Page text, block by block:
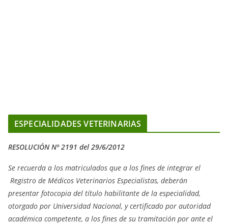
ESPECIALIDADES VETERINARIAS
RESOLUCIÓN Nº 2191 del 29/6/2012
Se recuerda a los matriculados que a los fines de integrar el
Registro de Médicos Veterinarios Especialistas, deberán
presentar fotocopia del título habilitante de la especialidad,
otorgado por Universidad Nacional, ycertificado por autoridad
académica competente, a los fines de su tramitación por ante el